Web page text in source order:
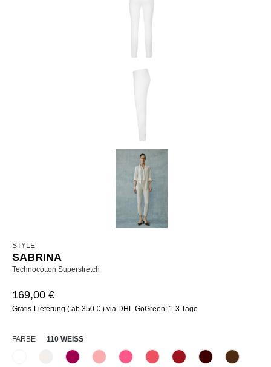
STYLE
SABRINA
Technocotton Superstretch
169,00 €
Gratis-Lieferung ( ab 350 € ) via DHL GoGreen: 1-3 Tage
FARBEAUSWÄHLEN
110 WEISS
330 Düne
(Diese Option ist zurzeit nicht verfügbar.)
476 Magenta
516 Primel520 Erdbeereis
531 Geranie552 Kirsche585 Burgund
640 Terra